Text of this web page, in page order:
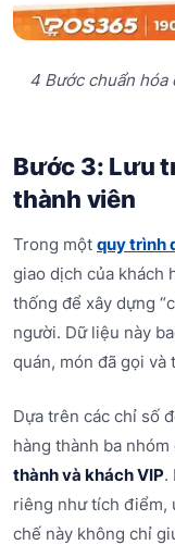
4 Bước chuẩn hóa
Bước 3: Lưu
thành viên
Trong một quy trình
giao dịch của khách
thống để xây dựng
người. Dữ liệu này
quán, món đã gọi và
Dựa trên các chỉ số
hàng thành ba nhóm
thành và khách VIP.
riêng như tích điểm,
chế này không chỉ